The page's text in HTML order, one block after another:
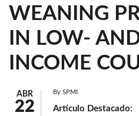
WEANING
IN LOW-
INCOME
ABR
22
By SPMI
Artículo Destacado: